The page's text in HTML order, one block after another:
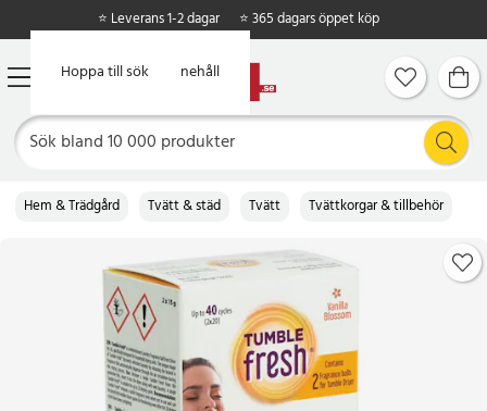
Hoppa till huvudinnehåll
Hoppa till sök
⭐ Leverans 1-2 dagar ⭐ 365 dagars öppet köp
Hem & Trädgård Tvätt & städ Tvätt Tvättkorgar & tillbehör